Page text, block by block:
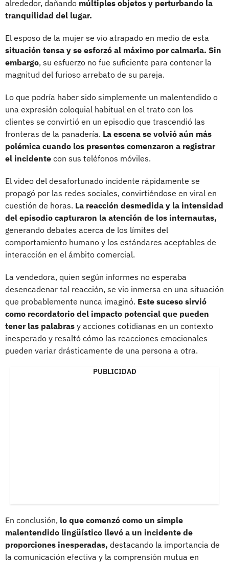
alrededor, dañando múltiples objetos y perturbando la
tranquilidad del lugar.
El esposo de la mujer se vio atrapado en medio de esta
situación tensa y se esforzó al máximo por calmarla. Sin
embargo, su esfuerzo no fue suficiente para contener la
magnitud del furioso arrebato de su pareja.
Lo que podría haber sido simplemente un malentendido o
una expresión coloquial habitual en el trato con los
clientes se convirtió en un episodio que trascendió las
fronteras de la panadería. La escena se volvió aún más
polémica cuando los presentes comenzaron a registrar
el incidente con sus teléfonos móviles.
El video del desafortunado incidente rápidamente se
propagó por las redes sociales, convirtiéndose en viral en
cuestión de horas. La reacción desmedida y la intensidad
del episodio capturaron la atención de los internautas,
generando debates acerca de los límites del
comportamiento humano y los estándares aceptables de
interacción en el ámbito comercial.
La vendedora, quien según informes no esperaba
desencadenar tal reacción, se vio inmersa en una situación
que probablemente nunca imaginó. Este suceso sirvió
como recordatorio del impacto potencial que pueden
tener las palabras y acciones cotidianas en un contexto
inesperado y resaltó cómo las reacciones emocionales
pueden variar drásticamente de una persona a otra.
PUBLICIDAD
En conclusión, lo que comenzó como un simple
malentendido lingüístico llevó a un incidente de
proporciones inesperadas, destacando la importancia de
la comunicación efectiva y la comprensión mutua en